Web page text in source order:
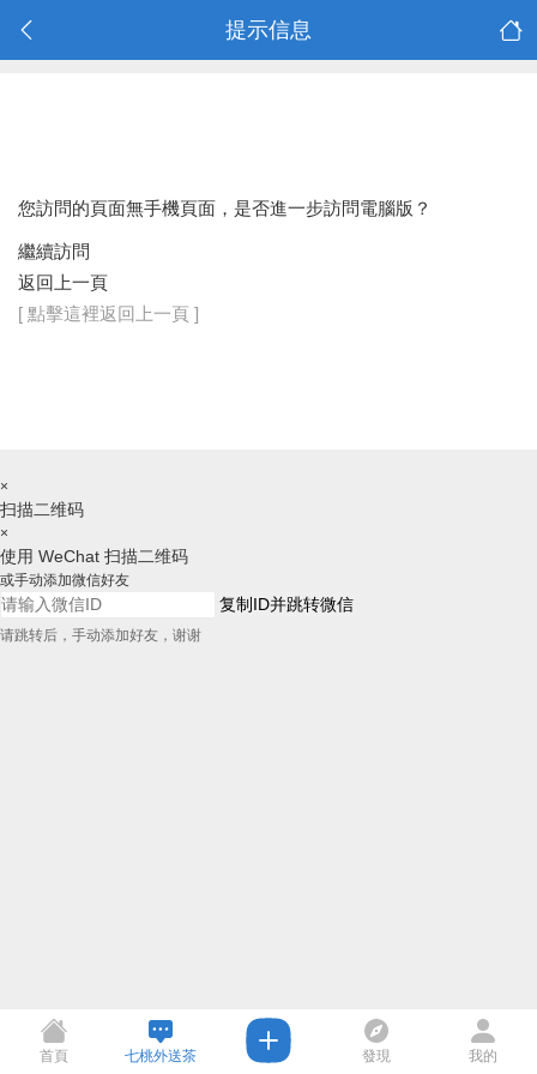
提示信息
您訪問的頁面無手機頁面，是否進一步訪問電腦版？
繼續訪問
返回上一頁
[ 點擊這裡返回上一頁 ]
×
扫描二维码
×
使用 WeChat 扫描二维码
或手动添加微信好友
复制ID并跳转微信
请跳转后，手动添加好友，谢谢
首頁 七桃外送茶 發現 我的